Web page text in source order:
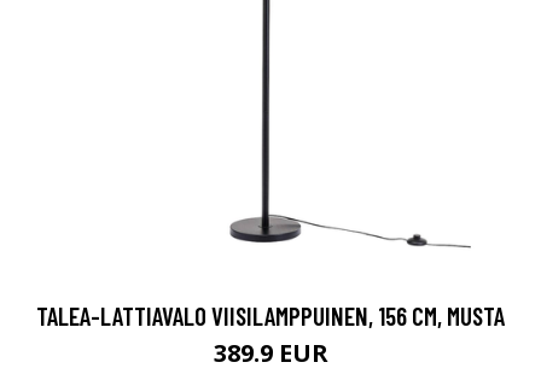
TALEA-LATTIAVALO VIISILAMPPUINEN, 156 CM, MUSTA
389.9 EUR